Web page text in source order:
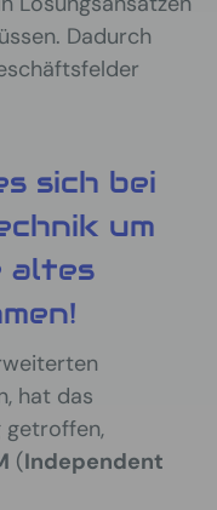
Dadurch
sich bei
um
altes
hat das
getroffen,
(Independent